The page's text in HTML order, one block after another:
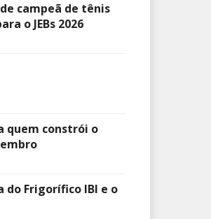
campeã de tênis
o JEBs 2026
quem constrói o
Frigorífico IBI e o